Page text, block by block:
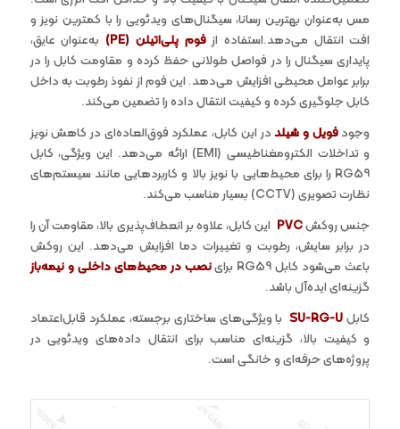
مس به‌عنوان بهترین رسانا، سیگنال‌های ویدئویی را با کمترین نویز و
افت انتقال می‌دهد.استفاده ازفوم پلی‌اتیلن (PE)
به‌عنوان عایق،
پایداری سیگنال را در فواصل طولانی حفظ کرده و مقاومت کابل را در
برابر عوامل محیطی افزایش می‌دهد. این فوم از نفوذ رطوبت به داخل
کابل جلوگیری کرده و کیفیت انتقال داده را تضمین می‌کند.
وجودفویل و شیلد در این کابل، عملکرد فوق‌العاده‌ای در کاهش نویز
و تداخلات الکترومغناطیسی (EMI) ارائه می‌دهد. این ویژگی، کابل
RG59 را برای محیط‌هایی با نویز بالا و کاربردهایی مانند سیستم‌های
نظارت تصویری (CCTV) بسیار مناسب می‌کند.
جنس روکشPVC این کابل، علاوه بر انعطاف‌پذیری بالا، مقاومت آن را
در برابر سایش، رطوبت و تغییرات دما افزایش می‌دهد. این روکش
باعث می‌شود کابل RG59 برای
نصب در محیط‌های داخلی و نیمه‌باز
گزینه‌ای ایده‌آل باشد.
کابلSU-RG-Uبا ویژگی‌های ساختاری برجسته، عملکرد قابل‌اعتماد
و کیفیت بالا، گزینه‌ای مناسب برای انتقال داده‌های ویدئویی در
پروژه‌های حرفه‌ای و خانگی است.